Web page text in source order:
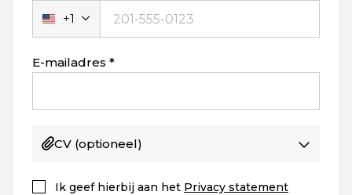
Verenigde
Staten
+1
+1
E-mailadres
CV (optioneel)
Ik geef hierbij aan het Privacy statement